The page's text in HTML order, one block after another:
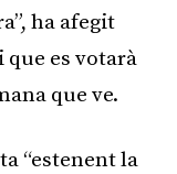
ha afegit
es votarà
que ve.
“estenent la